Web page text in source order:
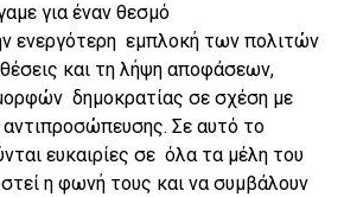
για έναν θεσμό
ενεργότερη εμπλοκή των πολιτών
και τη λήψη αποφάσεων,
δημοκρατίας σε σχέση με
Σε αυτό το
ευκαιρίες σε όλα τα μέλη του
η φωνή τους και να συμβάλουν